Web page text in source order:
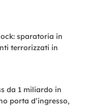
sparatoria in
terrorizzati in
da 1 miliardo in
porta d’ingresso,